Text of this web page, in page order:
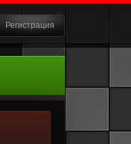
Регистрация